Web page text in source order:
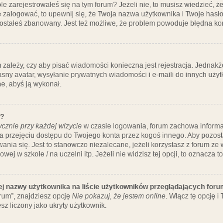
zarejestrowałeś się na tym forum? Jeżeli nie, to musisz wiedzieć,
to upewnij się, że Twoja nazwa użytkownika i Twoje
zbanowany. Jest też możliwe, że problem powoduje błędna
czy aby pisać wiadomości konieczna jest rejestracja.
avatar, wysyłanie prywatnych wiadomości i e-maili do innych
abyś ją wykonał.
przy każdej wizycie w czasie logowania, forum zachowa
dostępu do Twojego konta przez kogoś innego. Aby
się. Jest to stanowczo niezalecane, jeżeli korzystasz z forum ze
w szkole / na uczelni itp. Jeżeli nie widzisz tej opcji, to oznacza
nazwy użytkownika na liście użytkowników przeglądających
znajdziesz opcję Nie pokazuj, że jestem online. Włącz tę opcję
liczony jako ukryty użytkownik.